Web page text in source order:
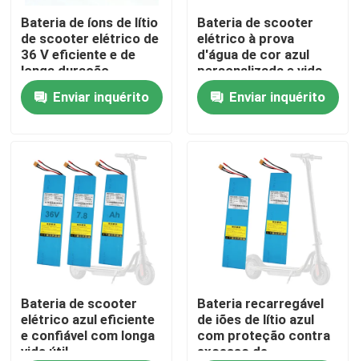
Sobre nós
Excursão da fábrica
Controle da qualidade
Contacte-nos
Peça umas citações
Bateria de Energia Solar
Bateria portátil para estação de energia
Bateria de íons de lítio
de scooter elétrico de
36 V eficiente e de
longa duração
Enviar inquérito
Bateria de scooter
elétrico à prova
d'água de cor azul
personalizada e vida
útil de ciclo longo
Voltagem 36V
Enviar inquérito
Bateria de scooter
elétrico azul eficiente
e confiável com longa
vida útil
Bateria recarregável
de iões de lítio azul
com proteção contra
excesso de